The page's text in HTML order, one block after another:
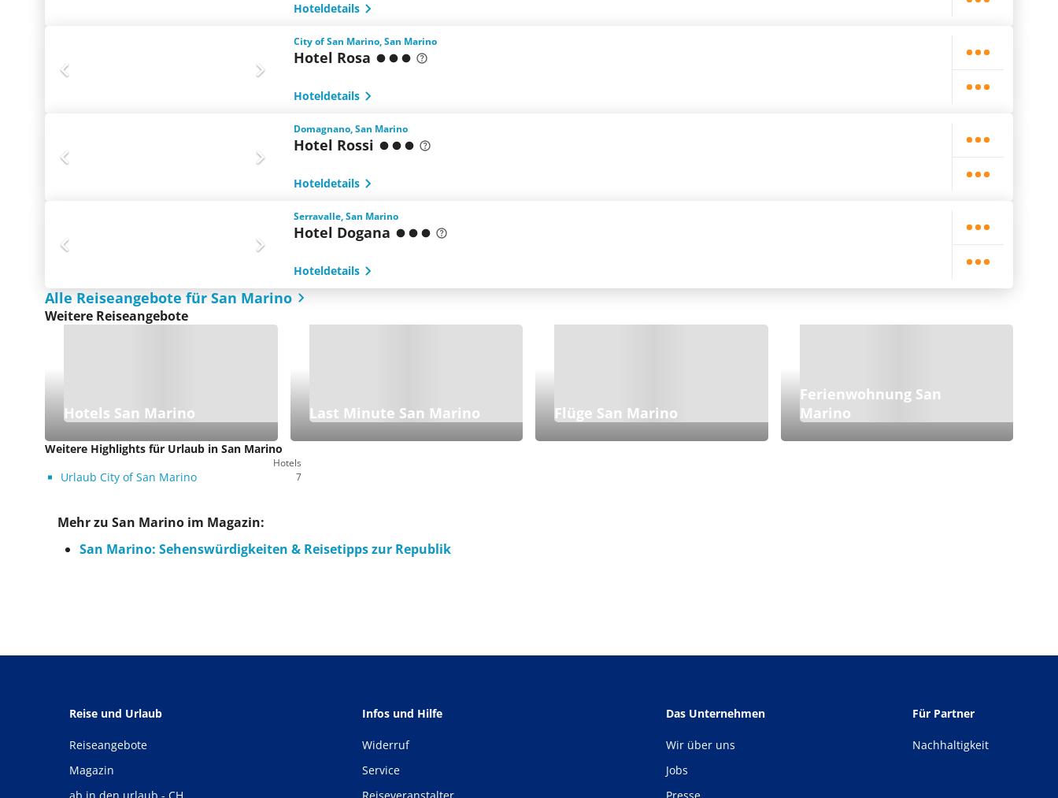
Hoteldetails
City of San Marino, San Marino
Hotel Rosa
Hoteldetails
Domagnano, San Marino
Hotel Rossi
Hoteldetails
Serravalle, San Marino
Hotel Dogana
Hoteldetails
Alle Reiseangebote für San Marino
Weitere Reiseangebote
Hotels San Marino Last Minute San Marino Flüge San Marino
Ferienwohnung San
Marino
Weitere Highlights für Urlaub in San Marino
Hotels
Urlaub City of San Marino 7
Mehr zu San Marino im Magazin:
San Marino: Sehenswürdigkeiten & Reisetipps zur Republik
Reise und Urlaub
Reiseangebote
Magazin
Infos und Hilfe
Widerruf
Service
Das Unternehmen
Wir über uns
Jobs
Für Partner
Nachhaltigkeit